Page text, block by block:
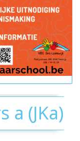
a (JKa)